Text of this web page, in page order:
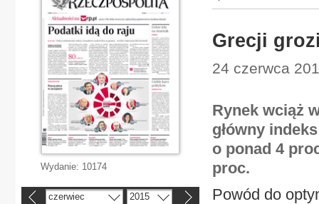
Grecji
24 czerwca
Rynek wciąż
główny
o ponad 4
proc.
Powód do
Wydanie: 10174
czerwiec 2015